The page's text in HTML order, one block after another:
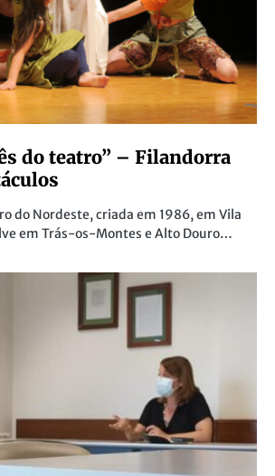
do teatro” – Filandorra
do Nordeste, criada em 1986, em Vila
em Trás-os-Montes e Alto Douro…